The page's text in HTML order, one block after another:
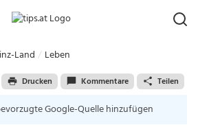
Land Leben
Drucken Kommentare Teilen
Google-Quelle hinzufügen